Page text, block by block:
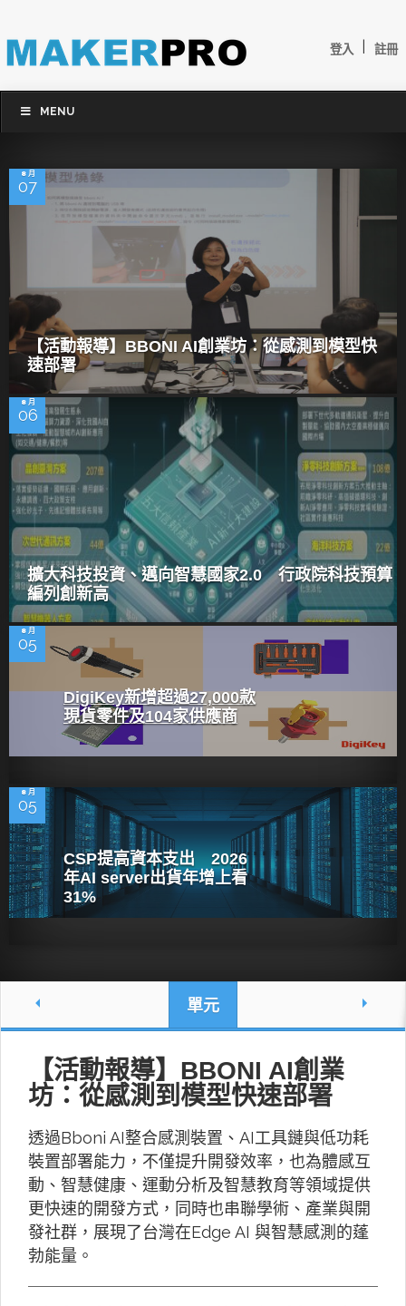
登入 註冊
MENU
8 月
07
【活動報導】BBONI AI創業坊：從感測到模型快
速部署
8 月
06
擴大科技投資、邁向智慧國家2.0 行政院科技預算
編列創新高
8 月
05
DigiKey新增超過27,000款
現貨零件及104家供應商
8 月
05
CSP提高資本支出 2026
年AI server出貨年增上看
31%
單元
【活動報導】BBONI AI創業
坊：從感測到模型快速部署
透過Bboni AI整合感測裝置、AI工具鏈與低功耗
裝置部署能力，不僅提升開發效率，也為體感互
動、智慧健康、運動分析及智慧教育等領域提供
更快速的開發方式，同時也串聯學術、產業與開
發社群，展現了台灣在Edge AI 與智慧感測的蓬
勃能量。